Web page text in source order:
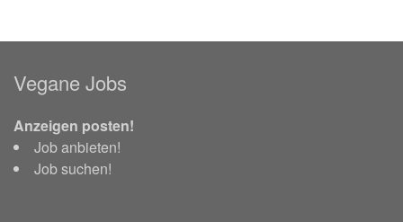
Vegane Jobs
Anzeigen posten!
Job anbieten!
Job suchen!